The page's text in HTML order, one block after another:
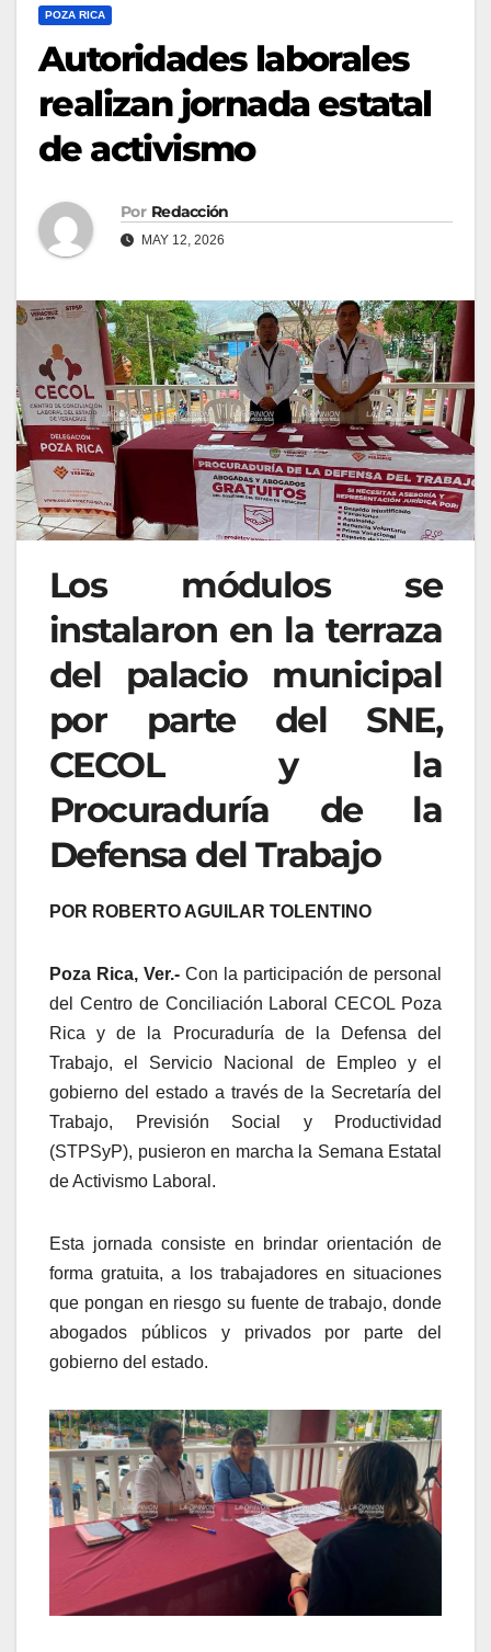
POZA RICA
Autoridades laborales
realizan jornada estatal
de activismo
Por Redacción
MAY 12, 2026
Los módulos se
instalaron en la terraza
del palacio municipal
por parte del SNE,
CECOL y la
Procuraduría de la
Defensa del Trabajo
POR ROBERTO AGUILAR TOLENTINO
Poza Rica, Ver.- Con la participación de personal
del Centro de Conciliación Laboral CECOL Poza
Rica y de la Procuraduría de la Defensa del
Trabajo, el Servicio Nacional de Empleo y el
gobierno del estado a través de la Secretaría del
Trabajo, Previsión Social y Productividad
(STPSyP), pusieron en marcha la Semana Estatal
de Activismo Laboral.
Esta jornada consiste en brindar orientación de
forma gratuita, a los trabajadores en situaciones
que pongan en riesgo su fuente de trabajo, donde
abogados públicos y privados por parte del
gobierno del estado.